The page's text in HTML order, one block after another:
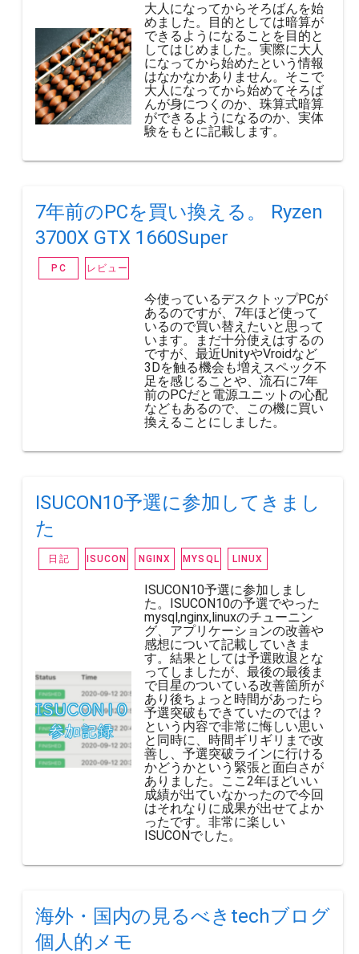
大人になってからそろばんを始
めました。目的としては暗算が
できるようになることを目的と
してはじめました。実際に大人
になってから始めたという情報
はなかなかありません。そこで
大人になってから始めてそろば
んが身につくのか、珠算式暗算
ができるようになるのか、実体
験をもとに記載します。
7年前のPCを買い換える。 Ryzen
3700X GTX 1660Super
PC レビュー
今使っているデスクトップPCが
あるのですが、7年ほど使って
いるので買い替えたいと思って
います。まだ十分使えはするの
ですが、最近UnityやVroidなど
3Dを触る機会も増えスペック不
足を感じることや、流石に7年
前のPCだと電源ユニットの心配
などもあるので、この機に買い
換えることにしました。
ISUCON10予選に参加してきまし
た
日記 ISUCON NGINX MYSQL LINUX
ISUCON10予選に参加しまし
た。ISUCON10の予選でやった
mysql,nginx,linuxのチューニン
グ、アプリケーションの改善や
感想について記載していきま
す。結果としては予選敗退とな
ってしましたが、最後の最後ま
で目星のついている改善箇所が
あり後ちょっと時間があったら
予選突破もできていたのでは？
という内容で非常に悔しい思い
と同時に、時間ギリギリまで改
善し、予選突破ラインに行ける
かどうかという緊張と面白さが
ありました。ここ2年ほどいい
成績が出ていなかったので今回
はそれなりに成果が出せてよか
ったです。非常に楽しい
ISUCONでした。
海外・国内の見るべきtechブログ
個人的メモ